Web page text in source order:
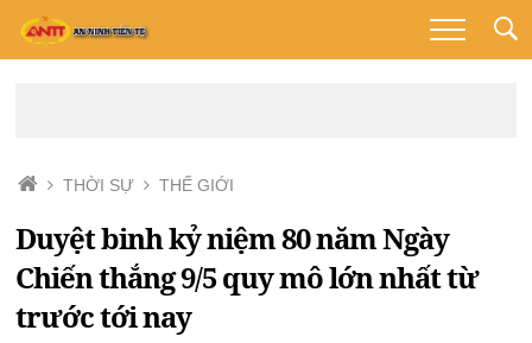
THỜI SỰ THẾ GIỚI
Duyệt binh kỷ niệm 80 năm Ngày
Chiến thắng 9/5 quy mô lớn nhất từ
trước tới nay